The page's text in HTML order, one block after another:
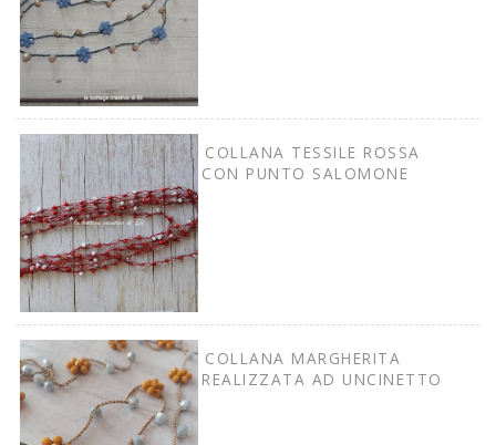
COLLANA TESSILE ROSSA
CON PUNTO SALOMONE
COLLANA MARGHERITA
REALIZZATA AD UNCINETTO